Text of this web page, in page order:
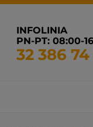
INFOLINIA
PN-PT: 08:00-
32 386 74